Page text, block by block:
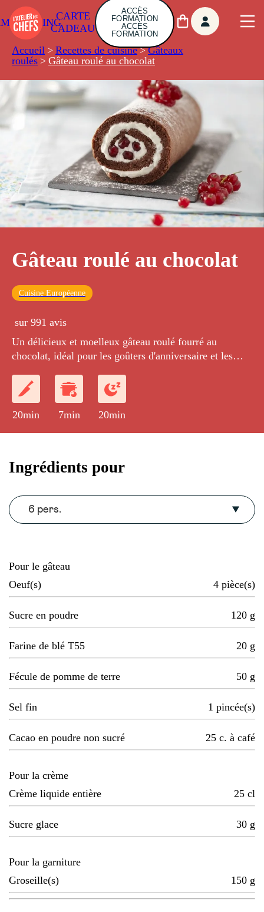
CARTE
CADEAU
ACCÈS
FORMATION
ACCÈS
FORMATION
Accueil > Recettes de cuisine > Gâteaux
roulés > Gâteau roulé au chocolat
Gâteau roulé au chocolat
Cuisine Européenne
sur 991 avis
Un délicieux et moelleux gâteau roulé fourré au
chocolat, idéal pour les goûters d'anniversaire et les
20min 7min 20min
Ingrédients pour
6 pers.
Pour le gâteau
Oeuf(s)
4 pièce(s)
Sucre en poudre 120 g
Farine de blé T55 20 g
Fécule de pomme de terre 50 g
Sel fin 1 pincée(s)
Cacao en poudre non sucré 25 c. à café
Pour la crème
Crème liquide entière
25 cl
Sucre glace 30 g
Pour la garniture
Groseille(s)
150 g